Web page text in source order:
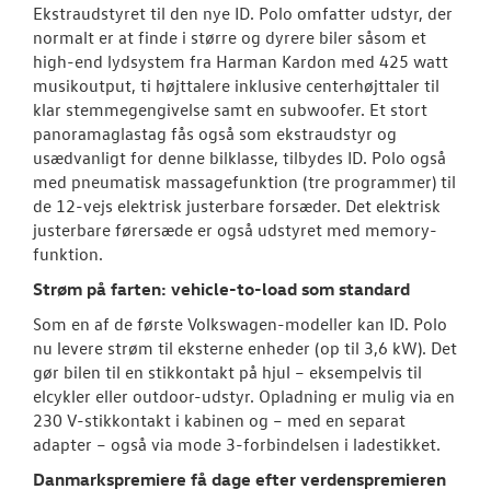
Ekstraudstyret til den nye ID. Polo omfatter udstyr, der
normalt er at finde i større og dyrere biler såsom et
high-end lydsystem fra Harman Kardon med 425 watt
musikoutput, ti højttalere inklusive centerhøjttaler til
klar stemmegengivelse samt en subwoofer. Et stort
panoramaglastag fås også som ekstraudstyr og
usædvanligt for denne bilklasse, tilbydes ID. Polo også
med pneumatisk massagefunktion (tre programmer) til
de 12-vejs elektrisk justerbare forsæder. Det elektrisk
justerbare førersæde er også udstyret med memory-
funktion.
Strøm på farten: vehicle-to-load som standard
Som en af de første Volkswagen-modeller kan ID. Polo
nu levere strøm til eksterne enheder (op til 3,6 kW). Det
gør bilen til en stikkontakt på hjul – eksempelvis til
elcykler eller outdoor-udstyr. Opladning er mulig via en
230 V-stikkontakt i kabinen og – med en separat
adapter – også via mode 3-forbindelsen i ladestikket.
Danmarkspremiere få dage efter verdenspremieren